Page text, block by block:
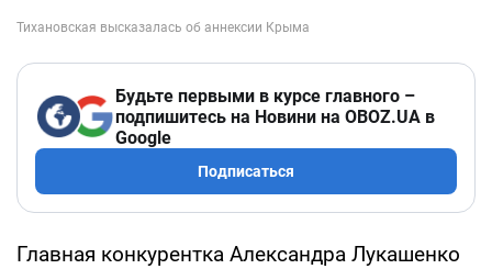
Будьте первыми в курсе главного –
подпишитесь на Новини на OBOZ.UA в
Google
Подписаться
Главная конкурентка Александра Лукашенко